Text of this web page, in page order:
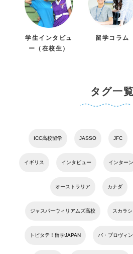
学生インタビュ
ー（在校生）
留学コラム
タグ一覧
ICC高校留学 JASSO JFC
イギリス インタビュー インターン
オーストラリア カナダ
ジャスパーウィリアムズ高校 スカラ
トビタテ！留学JAPAN バ・プロヴィ